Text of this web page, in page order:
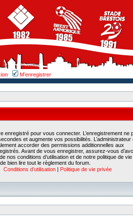
M’enregistrer
enregistré pour vous connecter. L’enregistrement ne
et augmente vos possibilités. L’administrateur
accorder des permissions additionnelles aux
Avant de vous enregistrer, assurez-vous
nos conditions d’utilisation et de notre politique de
bien lire tout le règlement du forum.
Conditions d’utilisation | Politique de vie privée